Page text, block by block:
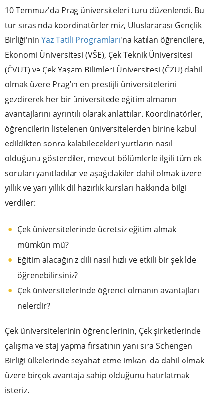
10 Temmuz'da Prag üniversiteleri turu düzenlendi. Bu
tur sırasında koordinatörlerimiz, Uluslararası Gençlik
Birliği'nin Yaz Tatili Programları'na katılan öğrencilere,
Ekonomi Üniversitesi (VŠE), Çek Teknik Üniversitesi
(ČVUT) ve Çek Yaşam Bilimleri Üniversitesi (ČZU) dahil
olmak üzere Prag’ın en prestijli üniversitelerini
gezdirerek her bir üniversitede eğitim almanın
avantajlarını ayrıntılı olarak anlattılar. Koordinatörler,
öğrencilerin listelenen üniversitelerden birine kabul
edildikten sonra kalabilecekleri yurtların nasıl
olduğunu gösterdiler, mevcut bölümlerle ilgili tüm ek
soruları yanıtladılar ve aşağıdakiler dahil olmak üzere
yıllık ve yarı yıllık dil hazırlık kursları hakkında bilgi
verdiler:
Çek üniversitelerinde ücretsiz eğitim almak
mümkün mü?
Eğitim alacağınız dili nasıl hızlı ve etkili bir şekilde
öğrenebilirsiniz?
Çek üniversitelerinde öğrenci olmanın avantajları
nelerdir?
Çek üniversitelerinin öğrencilerinin, Çek şirketlerinde
çalışma ve staj yapma fırsatının yanı sıra Schengen
Birliği ülkelerinde seyahat etme imkanı da dahil olmak
üzere birçok avantaja sahip olduğunu hatırlatmak
isteriz.